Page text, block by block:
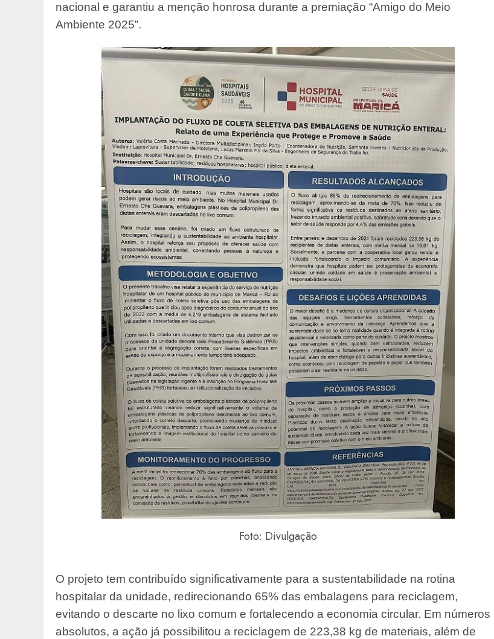
nacional e garantiu a menção honrosa durante a premiação “Amigo do Meio
Ambiente 2025”.
Foto: Divulgação
O projeto tem contribuído significativamente para a sustentabilidade na rotina
hospitalar da unidade, redirecionando 65% das embalagens para reciclagem,
evitando o descarte no lixo comum e fortalecendo a economia circular. Em números
absolutos, a ação já possibilitou a reciclagem de 223,38 kg de materiais, além de